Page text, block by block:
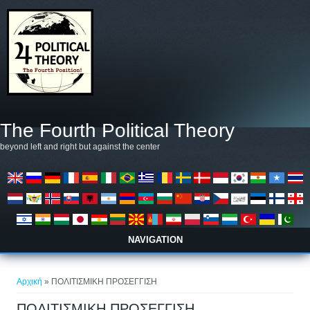
The Fourth Political Theory
beyond left and right but against the center
NAVIGATION
Αρχική » ΠΟΛΙΤΙΣΜΙΚΗ ΠΡΟΣΕΓΓΙΣΗ